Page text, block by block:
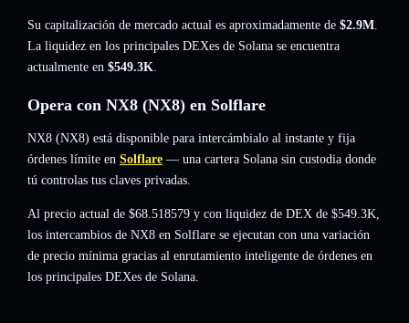
Su capitalización de mercado actual es aproximadamente de $2.9M.
La liquidez en los principales DEXes de Solana se encuentra
actualmente en $549.3K.
Opera con NX8 (NX8) en Solflare
NX8 (NX8) está disponible para intercámbialo al instante y fija
órdenes límite en Solflare — una cartera Solana sin custodia donde
tú controlas tus claves privadas.
Al precio actual de $68.518579 y con liquidez de DEX de $549.3K,
los intercambios de NX8 en Solflare se ejecutan con una variación
de precio mínima gracias al enrutamiento inteligente de órdenes en
los principales DEXes de Solana.